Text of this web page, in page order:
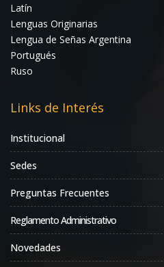
Latín
Lenguas Originarias
Lengua de Señas Argentina
Portugués
Ruso
Links de Interés
Institucional
Sedes
Preguntas Frecuentes
Reglamento Administrativo
Novedades